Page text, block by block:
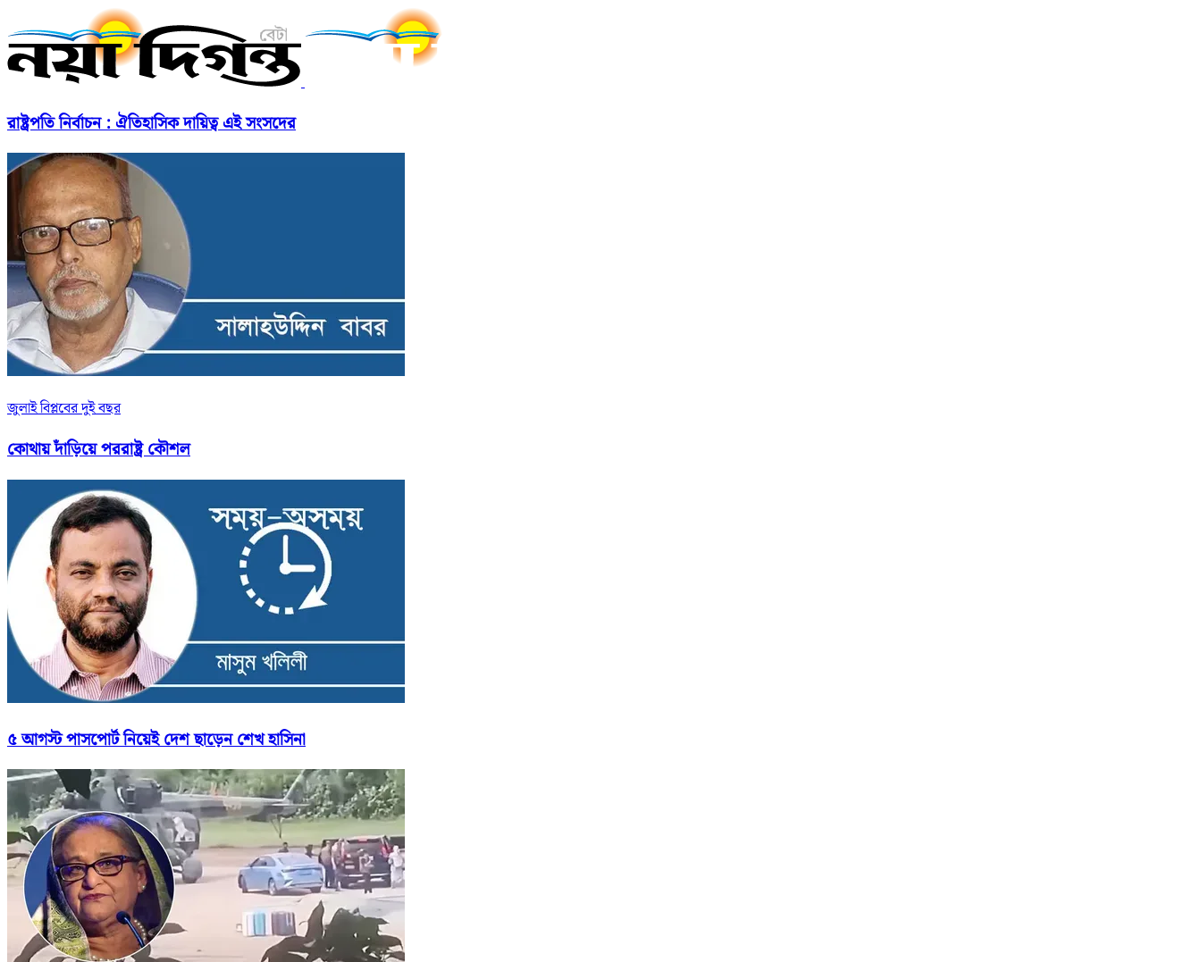
রাষ্ট্রপতি নির্বাচন : ঐতিহাসিক দায়িত্ব এই সংসদের
জুলাই বিপ্লবের দুই বছর
কোথায় দাঁড়িয়ে পররাষ্ট্র কৌশল
৫ আগস্ট পাসপোর্ট নিয়েই দেশ ছাড়েন শেখ হাসিনা